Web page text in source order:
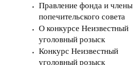
Правление фонда и члены
попечительского совета
О конкурсе Неизвестный
уголовный розыск
Конкурс Неизвестный
уголовный розыск